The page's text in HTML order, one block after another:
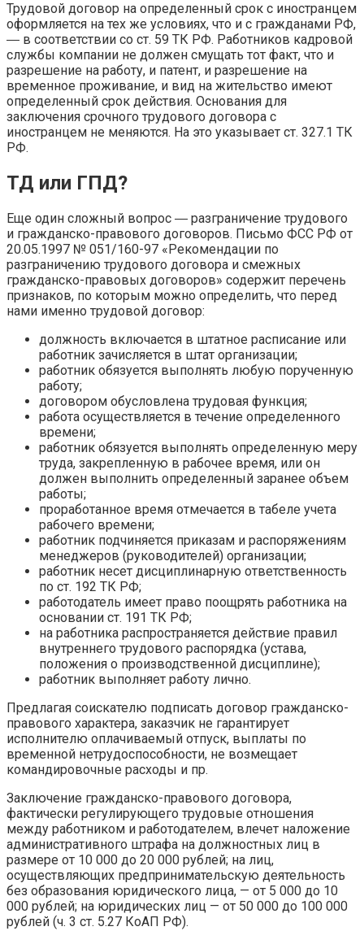
Трудовой договор на определенный срок с иностранцем
оформляется на тех же условиях, что и с гражданами РФ,
― в соответствии со ст. 59 ТК РФ. Работников кадровой
службы компании не должен смущать тот факт, что и
разрешение на работу, и патент, и разрешение на
временное проживание, и вид на жительство имеют
определенный срок действия. Основания для
заключения срочного трудового договора с
иностранцем не меняются. На это указывает ст. 327.1 ТК
РФ.
ТД или ГПД?
Еще один сложный вопрос ― разграничение трудового
и гражданско-правового договоров. Письмо ФСС РФ от
20.05.1997 № 051/160-97 «Рекомендации по
разграничению трудового договора и смежных
гражданско-правовых договоров» содержит перечень
признаков, по которым можно определить, что перед
нами именно трудовой договор:
должность включается в штатное расписание или
работник зачисляется в штат организации;
работник обязуется выполнять любую порученную
работу;
договором обусловлена трудовая функция;
работа осуществляется в течение определенного
времени;
работник обязуется выполнять определенную меру
труда, закрепленную в рабочее время, или он
должен выполнить определенный заранее объем
работы;
проработанное время отмечается в табеле учета
рабочего времени;
работник подчиняется приказам и распоряжениям
менеджеров (руководителей) организации;
работник несет дисциплинарную ответственность
по ст. 192 ТК РФ;
работодатель имеет право поощрять работника на
основании ст. 191 ТК РФ;
на работника распространяется действие правил
внутреннего трудового распорядка (устава,
положения о производственной дисциплине);
работник выполняет работу лично.
Предлагая соискателю подписать договор гражданско-
правового характера, заказчик не гарантирует
исполнителю оплачиваемый отпуск, выплаты по
временной нетрудоспособности, не возмещает
командировочные расходы и пр.
Заключение гражданско-правового договора,
фактически регулирующего трудовые отношения
между работником и работодателем, влечет наложение
административного штрафа на должностных лиц в
размере от 10 000 до 20 000 рублей; на лиц,
осуществляющих предпринимательскую деятельность
без образования юридического лица, — от 5 000 до 10
000 рублей; на юридических лиц — от 50 000 до 100 000
рублей (ч. 3 ст. 5.27 КоАП РФ).